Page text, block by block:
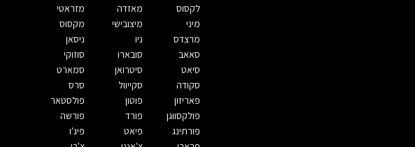
לקסוס
מאזדה
מזראטי
מיני
מיצובישי
מקסוס
מרצדס
ניו
ניסאן
סאאב
סובארו
סוזוקי
סיאט
סיטרואן
סמארט
סקודה
סקייוול
סרס
פאריזון
פוטון
פולסטאר
פולקסווגן
פורד
פורשה
פורתינג
פיאט
פיג'ו